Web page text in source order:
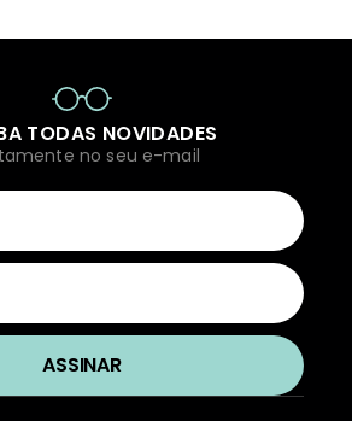
TODAS NOVIDADES
no seu e-mail